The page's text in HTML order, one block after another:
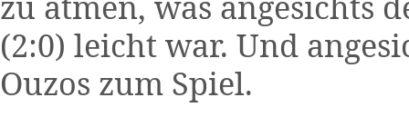
(2:0) leicht war. Und
Ouzos zum Spiel.